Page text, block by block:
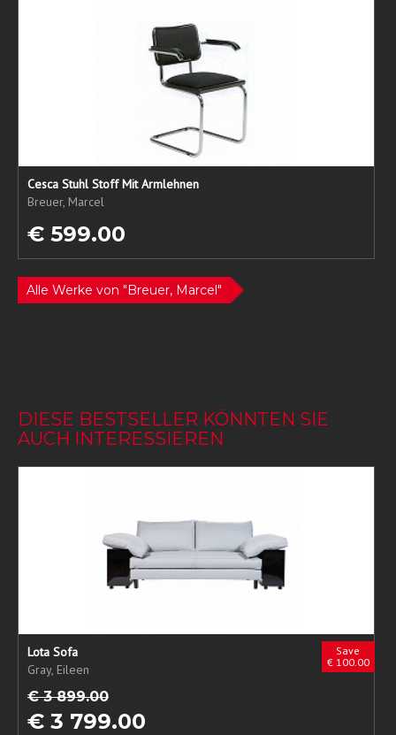
Cesca Stuhl Stoff Mit Armlehnen
Breuer, Marcel
€ 599.00
Alle Werke von "Breuer, Marcel"
DIESE BESTSELLER KÖNNTEN SIE
AUCH INTERESSIEREN
Save
€ 100.00
Lota Sofa
Gray, Eileen
€ 3 899.00
€ 3 799.00